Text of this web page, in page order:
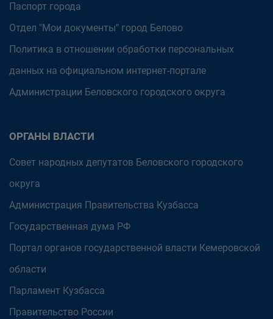
Паспорт города
Отдел "Мои документы" город Белово
Политика в отношении обработки персональных
данных на официальном интернет-портале
Администрации Беловского городского округа
ОРГАНЫ ВЛАСТИ
Совет народных депутатов Беловского городского
округа
Администрация Правительства Кузбасса
Государственная дума РФ
Портал органов государственной власти Кемеровской
области
Парламент Кузбасса
Правительство России